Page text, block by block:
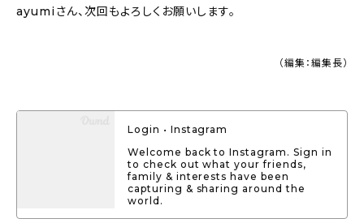
ayumiさん、次回もよろしくお願いします。
（編集：編集長）
Login • Instagram
Welcome back to Instagram. Sign in
to check out what your friends,
family & interests have been
capturing & sharing around the
world.